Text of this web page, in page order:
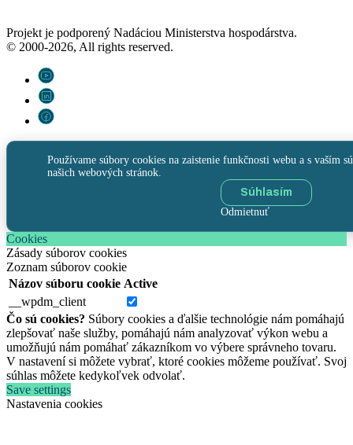
Projekt je podporený Nadáciou Ministerstva hospodárstva.
© 2000-2026, All rights reserved.
Používame súbory cookies na zaistenie funkčnosti webu a s vaším
našich webových stránok.
Súhlasím
Odmietnuť
Cookies
Zásady súborov cookies
Zoznam súborov cookie
Názov súboru cookie Active
__wpdm_client
Čo sú cookies? Súbory cookies a ďalšie technológie nám pomáhajú
zlepšovať naše služby, pomáhajú nám analyzovať výkon webu a
umožňujú nám pomáhať zákazníkom vo výbere správneho tovaru.
V nastavení si môžete vybrať, ktoré cookies môžeme používať. Svoj
súhlas môžete kedykoľvek odvolať.
Save settings
Nastavenia cookies